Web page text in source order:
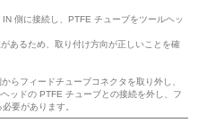
側に接続し、PTFE チューブをツールヘッ
あるため、取り付け方向が正しいことを確
らフィードチューブコネクタを取り外し、
ッドの PTFE チューブとの接続を外し、フ
要があります。